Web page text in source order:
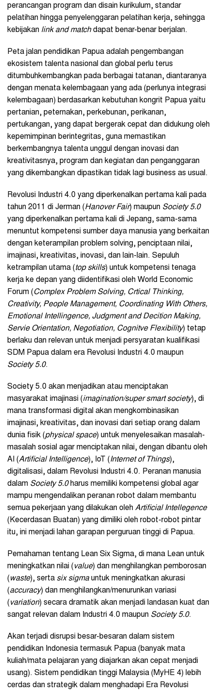
perancangan program dan disain kurikulum, standar
pelatihan hingga penyelenggaran pelatihan kerja, sehingga
kebijakan link and matchdapat benar-benar berjalan.
Peta jalan pendidikan Papua adalah pengembangan
ekosistem talenta nasional dan global perlu terus
ditumbuhkembangkan pada berbagai tatanan, diantaranya
dengan menata kelembagaan yang ada (perlunya integrasi
kelembagaan) berdasarkan kebutuhan kongrit Papua yaitu
pertanian, peternakan, perkebunan, perikanan,
pertukangan, yang dapat bergerak cepat dan didukung oleh
kepemimpinan berintegritas, guna memastikan
berkembangnya talenta unggul dengan inovasi dan
kreativitasnya, program dan kegiatan dan penganggaran
yang dikembangkan dipastikan tidak lagi business as usual.
Revolusi Industri 4.0 yang diperkenalkan pertama kali pada
tahun 2011 di Jerman (Hanover Fair) maupun Society 5.0
yang diperkenalkan pertama kali di Jepang, sama-sama
menuntut kompetensi sumber daya manusia yang berkaitan
dengan keterampilan problem solving, penciptaan nilai,
imajinasi, kreativitas, inovasi, dan lain-lain. Sepuluh
ketrampilan utama (top skills) untuk kompetensi tenaga
kerja ke depan yang diidentifikasi oleh World Economic
Forum (Complex Problem Solving, Crtical Thinking,
Creativity, People Management, Coordinating With Others,
Emotional Intellingence, Judgment and Decition Making,
Servie Orientation, Negotiation, Cognitve Flexibility) tetap
berlaku dan relevan untuk menjadi persyaratan kualifikasi
SDM Papua dalam era Revolusi Industri 4.0 maupun
Society 5.0.
Society 5.0 akan menjadikan atau menciptakan
masyarakat imajinasi (imagination/super smart society), di
mana transformasi digital akan mengkombinasikan
imajinasi, kreativitas, dan inovasi dari setiap orang dalam
dunia fisik (physical space) untuk menyelesaikan masalah-
masalah sosial agar menciptakan nilai, dengan dibantu oleh
AI (Artificial Intelligence), IoT (Internet of Things),
digitalisasi, dalam Revolusi Industri 4.0. Peranan manusia
dalam Society 5.0harus memiliki kompetensi global agar
mampu mengendalikan peranan robot dalam membantu
semua pekerjaan yang dilakukan oleh Artificial Intellegence
(Kecerdasan Buatan) yang dimiliki oleh robot-robot pintar
itu, ini menjadi lahan garapan perguruan tinggi di Papua.
Pemahaman tentang Lean Six Sigma, di mana Lean untuk
meningkatkan nilai (value) dan menghilangkan pemborosan
(waste), serta sixsigmauntuk meningkatkan akurasi
(accuracy) dan menghilangkan/menurunkan variasi
(variation) secara dramatik akan menjadi landasan kuat dan
sangat relevan dalam Industri 4.0 maupun Society 5.0.
Akan terjadi disrupsi besar-besaran dalam sistem
pendidikan Indonesia termasuk Papua (banyak mata
kuliah/mata pelajaran yang diajarkan akan cepat menjadi
usang). Sistem pendidikan tinggi Malaysia (MyHE 4) lebih
cerdas dan strategik dalam menghadapi Era Revolusi